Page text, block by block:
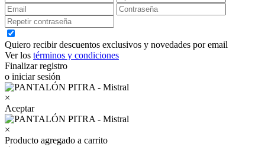
Quiero recibir descuentos exclusivos y novedades por email
Ver los términos y condiciones
Finalizar registro
o iniciar sesión
×
Aceptar
×
Producto agregado a carrito